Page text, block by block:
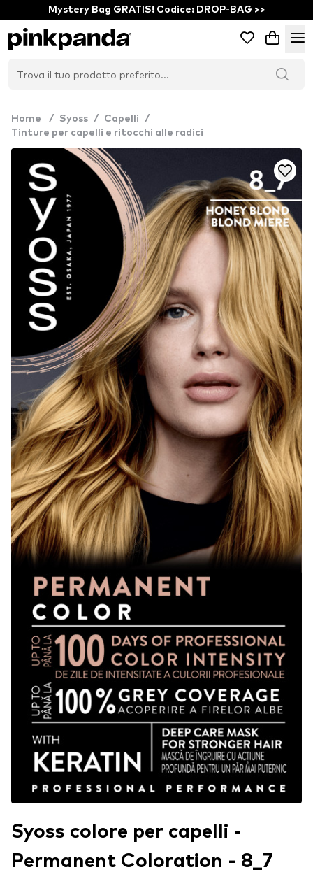
Mystery Bag GRATIS! Codice: DROP-BAG >>
Home / Syoss / Capelli
/
Tinture per capelli e ritocchi alle radici
Syoss colore per capelli -
Permanent Coloration - 8_7